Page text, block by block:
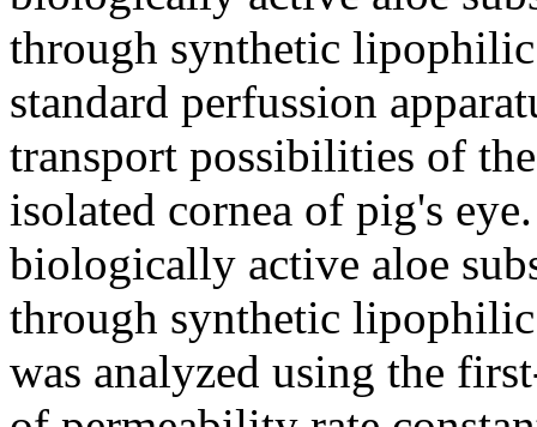
through synthetic
standard perfussion
transport possibilities of
isolated cornea of pig's
biologically active aloe
through synthetic
was analyzed using the